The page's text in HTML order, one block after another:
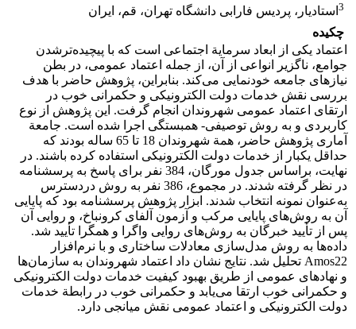
3 استادیار، پردیس فارابی دانشگاه تهران، قم، ایران
چکیده
اعتماد یکی از ابعاد سرمایة اجتماعی است که با پیچیده‌ترشدن
جوامع، ناگزیر انواعی از آن، از جمله اعتماد عمومی، در بطن
نیازهای جامعه خودنمایی می‌کند. بنابراین، پژوهش حاضر با هدف
بررسی نقش خدمات دولت الکترونیکی و حکمرانی خوب در
ارتقای اعتماد عمومی شهروندان انجام گرفت. این پژوهش از نوع
کاربردی و به روش توصیفی- همبستگی اجرا شده است. جامعة
آماری پژوهش حاضر، همة شهروندان 18 تا 65 ساله بودند که
حداقل یکبار از خدمات دولت الکترونیکی استفاده کرده باشند. در
نهایت، براساس جدول مورگان، 384 نفر برای پاسخ به پرسشنامه
در نظر گرفته شدند. در مجموع، 386 نفر به روش دردسترس
به‌عنوان نمونه انتخاب شدند. ابزار پژوهش پرسشنامه بود که پایایی
آن به روش‌های پایایی مرکب و آزمون آلفای کرونباخ، و روایی آن
پس از تأیید خبرگان به روش‌های روایی واگرا و همگرا تأیید شد.
داده‌ها به روش مدل‌سازی معادلات ساختاری و با نرم‌افزار
Amos22 تحلیل شد. نتایج نشان داد اعتماد شهروندان به سازمان‌ها
و نهادهای عمومی از طریق بهبود کیفیت خدمات دولت الکترونیکی
و حکمرانی خوب ارتقا می‌یابد و حکمرانی خوب در رابطة خدمات
دولت الکترونیکی و اعتماد عمومی نقش میانجی دارد.